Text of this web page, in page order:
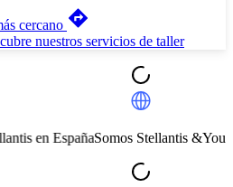
cercano
nuestros servicios de taller
Somos Stellantis &You, la red